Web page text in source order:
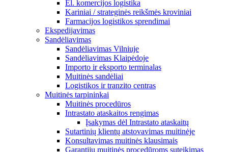
El. komercijos logistika
Kariniai / strateginės reikšmės kroviniai
Farmacijos logistikos sprendimai
Ekspedijavimas
Sandėliavimas
Sandėliavimas Vilniuje
Sandėliavimas Klaipėdoje
Importo ir eksporto terminalas
Muitinės sandėliai
Logistikos ir tranzito centras
Muitinės tarpininkai
Muitinės procedūros
Intrastato ataskaitos rengimas
Įsakymas dėl Intrastato ataskaitų
Sutartinių klientų atstovavimas muitinėje
Konsultavimas muitinės klausimais
Garantijų muitinės procedūroms suteikimas